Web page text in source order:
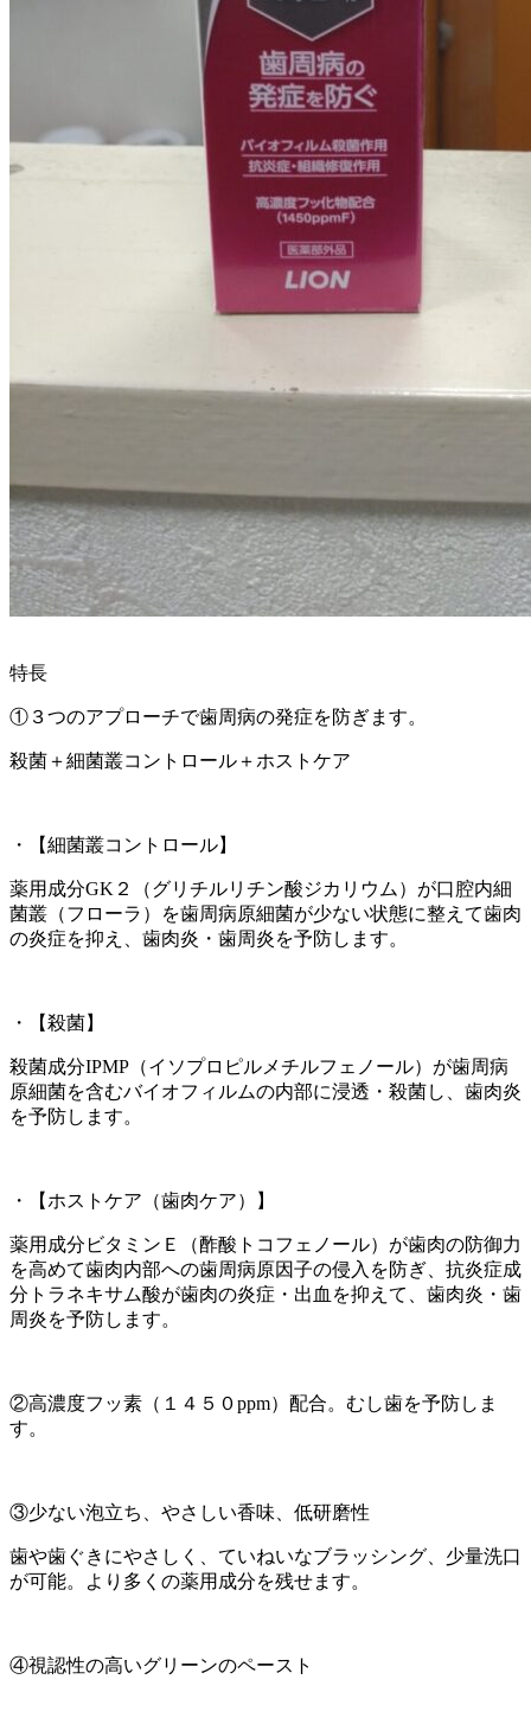
特長
①３つのアプローチで歯周病の発症を防ぎます。
殺菌＋細菌叢コントロール＋ホストケア
・【細菌叢コントロール】
薬用成分GK２（グリチルリチン酸ジカリウム）が口腔内細
菌叢（フローラ）を歯周病原細菌が少ない状態に整えて歯肉
の炎症を抑え、歯肉炎・歯周炎を予防します。
・【殺菌】
殺菌成分IPMP（イソプロピルメチルフェノール）が歯周病
原細菌を含むバイオフィルムの内部に浸透・殺菌し、歯肉炎
を予防します。
・【ホストケア（歯肉ケア）】
薬用成分ビタミンＥ（酢酸トコフェノール）が歯肉の防御力
を高めて歯肉内部への歯周病原因子の侵入を防ぎ、抗炎症成
分トラネキサム酸が歯肉の炎症・出血を抑えて、歯肉炎・歯
周炎を予防します。
②高濃度フッ素（１４５０ppm）配合。むし歯を予防しま
す。
③少ない泡立ち、やさしい香味、低研磨性
歯や歯ぐきにやさしく、ていねいなブラッシング、少量洗口
が可能。より多くの薬用成分を残せます。
④視認性の高いグリーンのペースト